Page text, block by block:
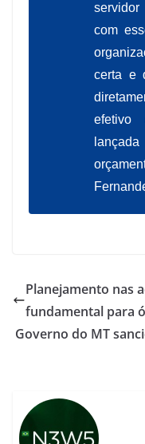
com
certa e
efetivo
Planejamento nas
fundamental para
Governo do MT